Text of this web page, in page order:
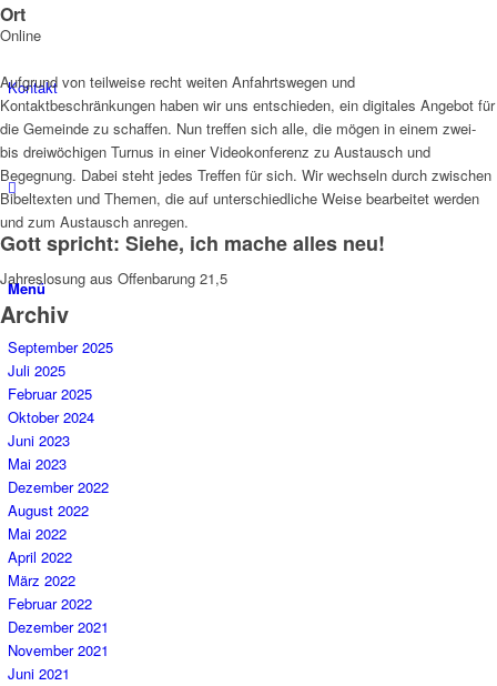
Kontakt
Menü
Ort
Online
Aufgrund von teilweise recht weiten Anfahrtswegen und
Kontaktbeschränkungen haben wir uns entschieden, ein digitales Angebot für
die Gemeinde zu schaffen. Nun treffen sich alle, die mögen in einem zwei-
bis dreiwöchigen Turnus in einer Videokonferenz zu Austausch und
Begegnung. Dabei steht jedes Treffen für sich. Wir wechseln durch zwischen
Bibeltexten und Themen, die auf unterschiedliche Weise bearbeitet werden
und zum Austausch anregen.
Gott spricht: Siehe, ich mache alles neu!
Jahreslosung aus Offenbarung 21,5
Archiv
September 2025
Juli 2025
Februar 2025
Oktober 2024
Juni 2023
Mai 2023
Dezember 2022
August 2022
Mai 2022
April 2022
März 2022
Februar 2022
Dezember 2021
November 2021
Juni 2021